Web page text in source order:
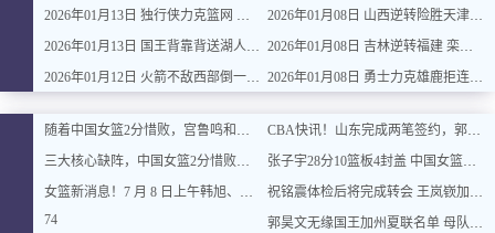
2026年01月13日 独行侠力克篮网 弗拉格27+5+5 克莱18分 小波特28+9
2026年01月13日 国王背靠背送湖人3连败 东契奇空砍42+7+8+4断 威少22+5+7
2026年01月12日 火箭不敌西部倒一国王遭遇3连败！申京复出19+9 阿门31+13+6
2026年01月08日 山西逆转险胜天津 奈特22分 哈姆雷特34+8 林庭谦12分
2026年01月08日 吉林逆转福建 栾利程19分 威尔逊23+9 邹阳16+13
2026年01月08日 勇士力克雄鹿拒连败 库里31+6+7 梅尔顿22分 字母哥34+10+5
随着中国女篮2分惜败，宫鲁鸣和教练组，有可能紧急敲定三大调整
三大核心缺阵，中国女篮2分惜败亚洲冠军，这3人恐怕无缘世界杯
女篮新消息！7 月 8 日上午韩旭、李梦、张子宇三大主力情况更新
74
CBA快讯！山东完成两笔签约，郭艾伦回应退役话题，赵柏清不满同曦续约年薪
张子宇28分10篮板4封盖 中国女篮热身赛憾负澳大利亚
祝铭震体检后将完成转会 王岚嵚加盟山东需辽宁同意
郭昊文无缘国王加州夏联名单 母队同曦渴望顶薪续约